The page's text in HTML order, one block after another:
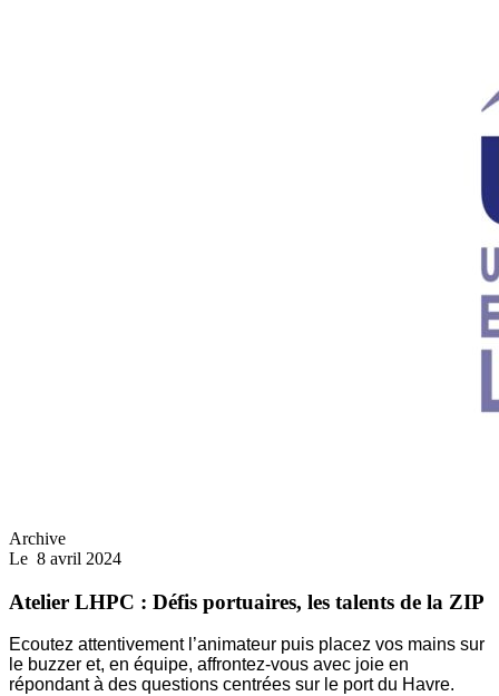
Archive
Le 8 avril 2024
Atelier LHPC : Défis portuaires, les talents de la ZIP
Ecoutez attentivement l’animateur puis placez vos mains sur
le buzzer et, en équipe, affrontez-vous avec joie en
répondant à des questions centrées sur le port du Havre.